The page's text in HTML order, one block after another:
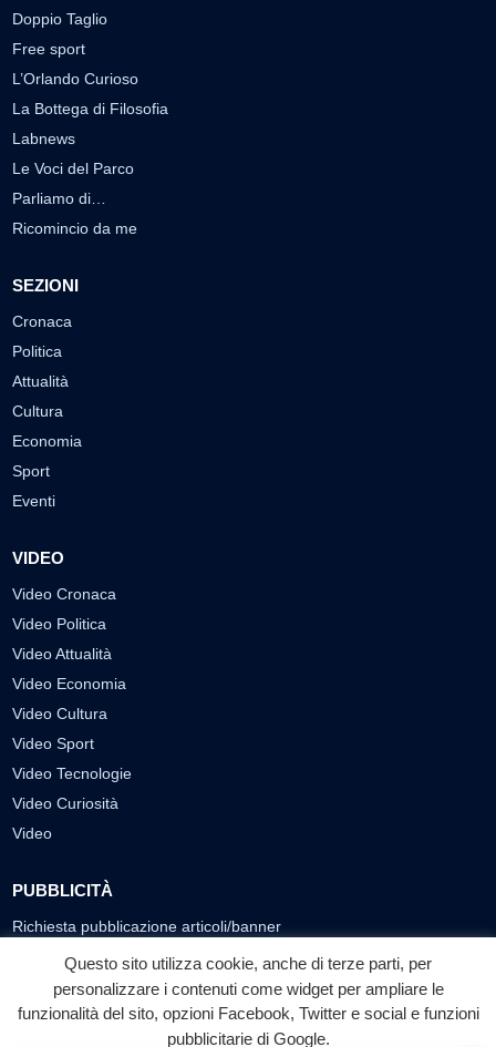
Doppio Taglio
Free sport
L’Orlando Curioso
La Bottega di Filosofia
Labnews
Le Voci del Parco
Parliamo di…
Ricomincio da me
SEZIONI
Cronaca
Politica
Attualità
Cultura
Economia
Sport
Eventi
VIDEO
Video Cronaca
Video Politica
Video Attualità
Video Economia
Video Cultura
Video Sport
Video Tecnologie
Video Curiosità
Video
PUBBLICITÀ
Richiesta pubblicazione articoli/banner
SEGUICI SUI SOCIAL
f ◎ ▶
Questo sito utilizza cookie, anche di terze parti, per
personalizzare i contenuti come widget per ampliare le
funzionalità del sito, opzioni Facebook, Twitter e social e funzioni
pubblicitarie di Google.